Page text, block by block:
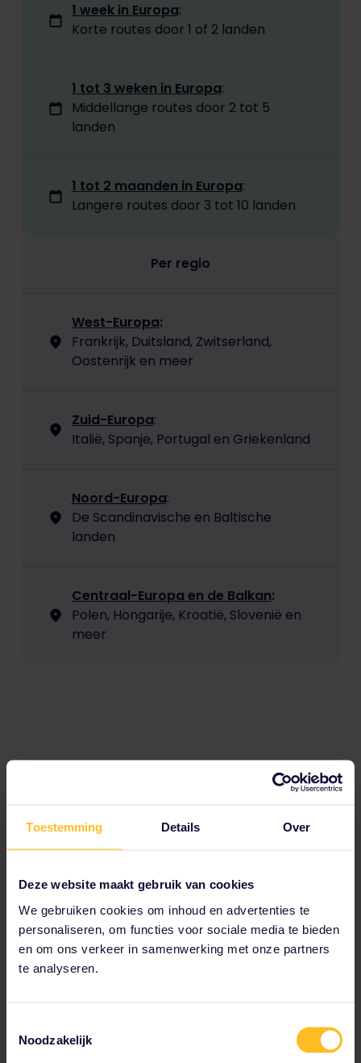
Toestemming Details Over
Deze website maakt gebruik van cookies
We gebruiken cookies om inhoud en advertenties te
personaliseren, om functies voor sociale media te bieden
en om ons verkeer in samenwerking met onze partners
te analyseren.
Noodzakelijk
1 week in Europa:
Korte routes door 1 of 2 landen
1 tot 3 weken in Europa:
Middellange routes door 2 tot 5
landen
1 tot 2 maanden in Europa:
Langere routes door 3 tot 10 landen
Per regio
West-Europa:
Frankrijk, Duitsland, Zwitserland,
Oostenrijk en meer
Zuid-Europa:
Italië, Spanje, Portugal en Griekenland
Noord-Europa:
De Scandinavische en Baltische
landen
Centraal-Europa en de Balkan:
Polen, Hongarije, Kroatië, Slovenië en
meer
Verken Europa in 1-3 weken
Alle reisroutes bekijken